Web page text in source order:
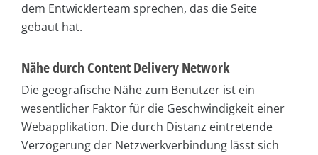
dem Entwicklerteam sprechen, das die Seite
gebaut hat.
Nähe durch Content Delivery Network
Die geografische Nähe zum Benutzer ist ein
wesentlicher Faktor für die Geschwindigkeit einer
Webapplikation. Die durch Distanz eintretende
Verzögerung der Netzwerkverbindung lässt sich